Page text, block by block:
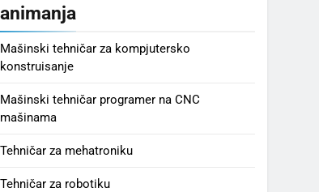
Mašinski tehničar za kompjutersko
konstruisanje
Mašinski tehničar programer na CNC
mašinama
Tehničar za mehatroniku
Tehničar za robotiku